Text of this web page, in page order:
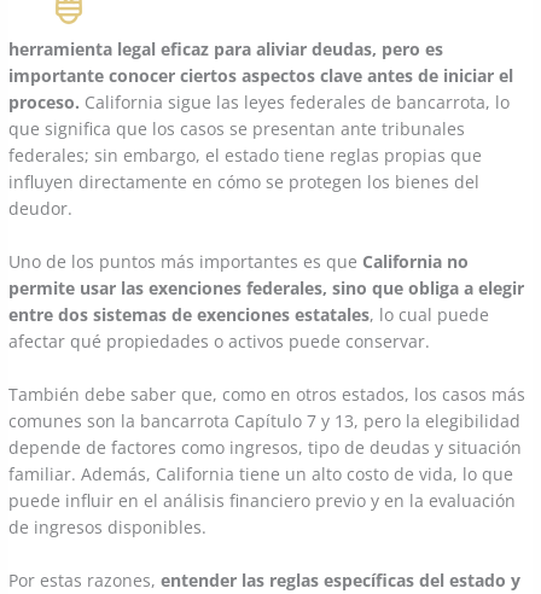
herramienta legal eficaz para aliviar deudas, pero es
importante conocer ciertos aspectos clave antes de iniciar el
proceso. California sigue las leyes federales de bancarrota, lo
que significa que los casos se presentan ante tribunales
federales; sin embargo, el estado tiene reglas propias que
influyen directamente en cómo se protegen los bienes del
deudor.
Uno de los puntos más importantes es que California no
permite usar las exenciones federales, sino que obliga a elegir
entre dos sistemas de exenciones estatales, lo cual puede
afectar qué propiedades o activos puede conservar.
También debe saber que, como en otros estados, los casos más
comunes son la bancarrota Capítulo 7 y 13, pero la elegibilidad
depende de factores como ingresos, tipo de deudas y situación
familiar. Además, California tiene un alto costo de vida, lo que
puede influir en el análisis financiero previo y en la evaluación
de ingresos disponibles.
Por estas razones,entender las reglas específicas del estado y